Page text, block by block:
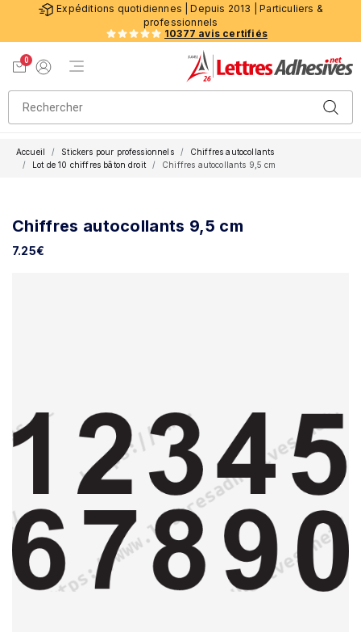
Expéditions quotidiennes | Depuis 2013 | Particuliers &
professionnels
10377 avis certifiés
0
Menu de navigation
Accueil Stickers pour professionnels
Chiffres autocollants
Lot de 10 chiffres bâton droit
Chiffres autocollants 9,5 cm
Chiffres autocollants 9,5 cm
7.25€